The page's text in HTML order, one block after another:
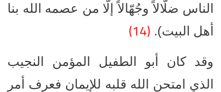
الناس ضلّالاً وجُهّالاً إلّا من عصمه الله بنا
أهل البيت). (14)
وقد كان أبو الطفيل المؤمن النجيب
الذي امتحن الله قلبه للإيمان فعرف أمر